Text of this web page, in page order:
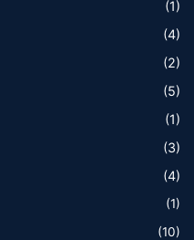
(1)
(4)
(2)
(5)
(1)
(3)
(4)
(1)
(10)